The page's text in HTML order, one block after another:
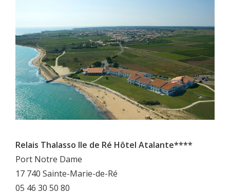
Relais Thalasso Ile de Ré Hôtel Atalante****
Port Notre Dame
17 740 Sainte-Marie-de-Ré
05 46 30 50 80